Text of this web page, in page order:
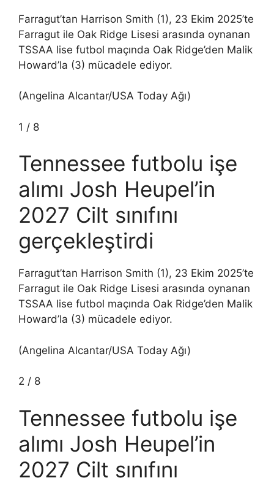
Farragut’tan Harrison Smith (1), 23 Ekim 2025’te
Farragut ile Oak Ridge Lisesi arasında oynanan
TSSAA lise futbol maçında Oak Ridge’den Malik
Howard’la (3) mücadele ediyor.
(Angelina Alcantar/USA Today Ağı)
1 / 8
Tennessee futbolu işe
alımı Josh Heupel’in
2027 Cilt sınıfını
gerçekleştirdi
Farragut’tan Harrison Smith (1), 23 Ekim 2025’te
Farragut ile Oak Ridge Lisesi arasında oynanan
TSSAA lise futbol maçında Oak Ridge’den Malik
Howard’la (3) mücadele ediyor.
(Angelina Alcantar/USA Today Ağı)
2 / 8
Tennessee futbolu işe
alımı Josh Heupel’in
2027 Cilt sınıfını